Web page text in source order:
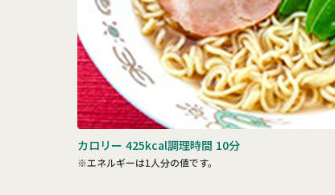
カロリー 425kcal調理時間 10分
※エネルギーは1人分の値です。